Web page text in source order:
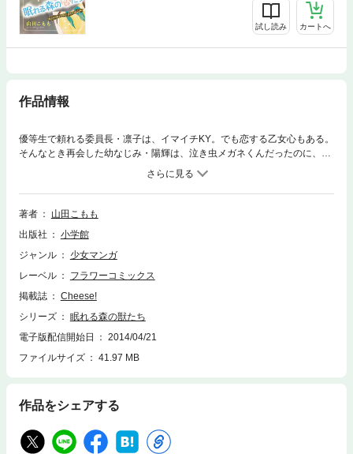
試し読み カートへ
作品情報
優等生で頼れる委員長・凛子は、イマイチKY。でも恋する乙女心もある。
そんなとき再会した幼なじみ・陽輝は、泣き虫メガネくんだったのに、今
はチャラいプレイボーイに！そして凛子に強引アプローチ！
著者
山田こもも
出版社
小学館
ジャンル
少女マンガ
レーベル
フラワーコミックス
掲載誌
Cheese!
シリーズ
眠れる森の獣たち
電子版配信開始日
2014/04/21
ファイルサイズ
41.97 MB
作品をシェアする